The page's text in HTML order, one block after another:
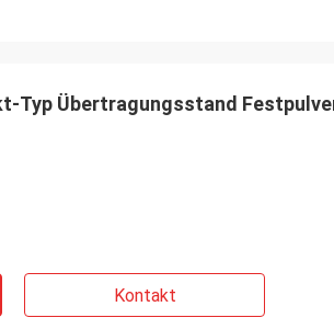
Typ Übertragungsstand
Kontakt